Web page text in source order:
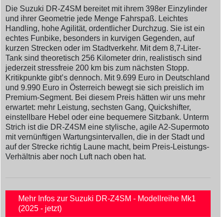
Die Suzuki DR-Z4SM bereitet mit ihrem 398er Einzylinder
und ihrer Geometrie jede Menge Fahrspaß. Leichtes
Handling, hohe Agilität, ordentlicher Durchzug. Sie ist ein
echtes Funbike, besonders in kurvigen Gegenden, auf
kurzen Strecken oder im Stadtverkehr. Mit dem 8,7-Liter-
Tank sind theoretisch 256 Kilometer drin, realistisch sind
jederzeit stressfreie 200 km bis zum nächsten Stopp.
Kritikpunkte gibt’s dennoch. Mit 9.699 Euro in Deutschland
und 9.990 Euro in Österreich bewegt sie sich preislich im
Premium-Segment. Bei diesem Preis hätten wir uns mehr
erwartet: mehr Leistung, sechsten Gang, Quickshifter,
einstellbare Hebel oder eine bequemere Sitzbank. Unterm
Strich ist die DR-Z4SM eine stylische, agile A2-Supermoto
mit vernünftigen Wartungsintervallen, die in der Stadt und
auf der Strecke richtig Laune macht, beim Preis-Leistungs-
Verhältnis aber noch Luft nach oben hat.
Mehr Infos zur Suzuki DR-Z4SM - Modellreihe Mk1
(2025 - jetzt)